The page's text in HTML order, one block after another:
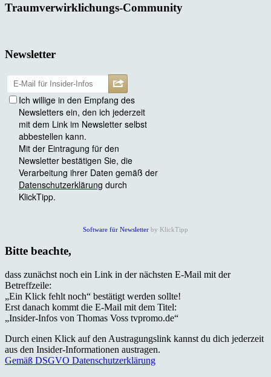
Traumverwirklichungs-Community
Newsletter
Software für Newsletter by KlickTipp
Bitte beachte,
dass zunächst noch ein Link in der nächsten E-Mail mit der
Betreffzeile:
„Ein Klick fehlt noch“ bestätigt werden sollte!
Erst danach kommt die E-Mail mit dem Titel:
„Insider-Infos von Thomas Voss tvpromo.de“
Durch einen Klick auf den Austragungslink kannst du dich jederzeit
aus den Insider-Informationen austragen.
Gemäß DSGVO Datenschutzerklärung